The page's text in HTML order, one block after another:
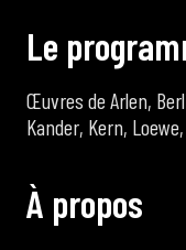
Piano Solo
La salle
Le program
Œuvres de Arlen,
Kander, Kern,
À propos